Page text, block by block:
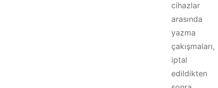
cihazlar
arasında
yazma
çakışmaları,
iptal
edildikten